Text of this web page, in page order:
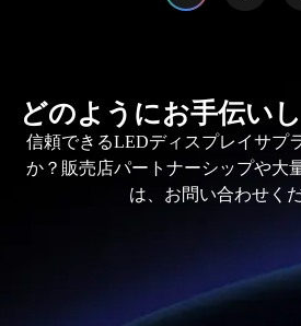
どのようにお手伝い
信頼できるLEDディスプレイサプ
か？販売店パートナーシップや大
は、お問い合わせく